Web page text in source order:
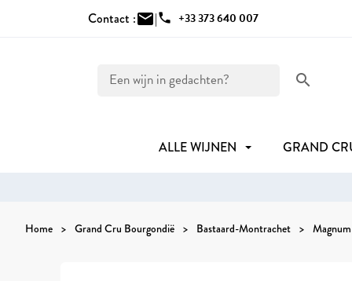
Contact :mail|phone +33 373 640 007
search
ALLE WIJNEN GRAND
Home Grand Cru Bourgondië Bastaard-Montrachet